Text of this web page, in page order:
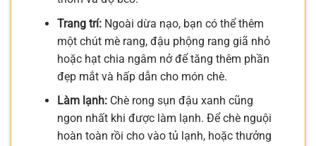
Trang trí:Ngoài dừa nạo, bạn có thể thêm
một chút mè rang, đậu phộng rang giã nhỏ
hoặc hạt chia ngâm nở để tăng thêm phần
đẹp mắt và hấp dẫn cho món chè.
Làm lạnh:Chè rong sụn đậu xanh cũng
ngon nhất khi được làm lạnh. Để chè nguội
hoàn toàn rồi cho vào tủ lạnh, hoặc thưởng